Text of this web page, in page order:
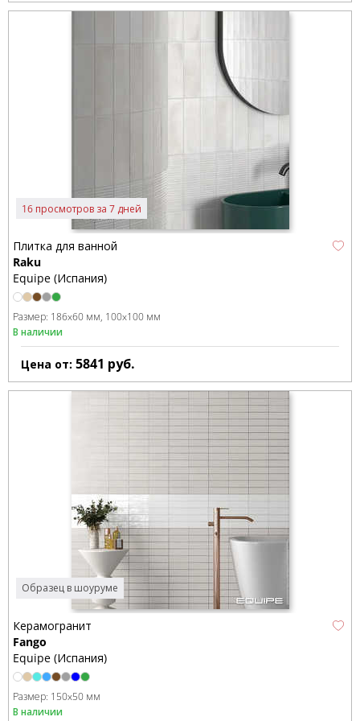
16 просмотров за 7 дней
Плитка для ванной
Raku
Equipe (Испания)
Размер: 186x60 мм 100x100 мм
В наличии
Цена от: 5841 руб.
Образец в шоуруме
Керамогранит
Fango
Equipe (Испания)
Размер: 150x50 мм
В наличии